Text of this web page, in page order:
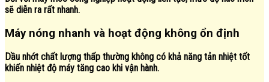
sẽ diễn ra rất nhanh.
Máy nóng nhanh và hoạt động không ổn định
Dầu nhớt chất lượng thấp thường không có khả năng tản nhiệt tốt
khiến nhiệt độ máy tăng cao khi vận hành.